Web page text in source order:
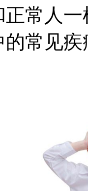
常人
常见